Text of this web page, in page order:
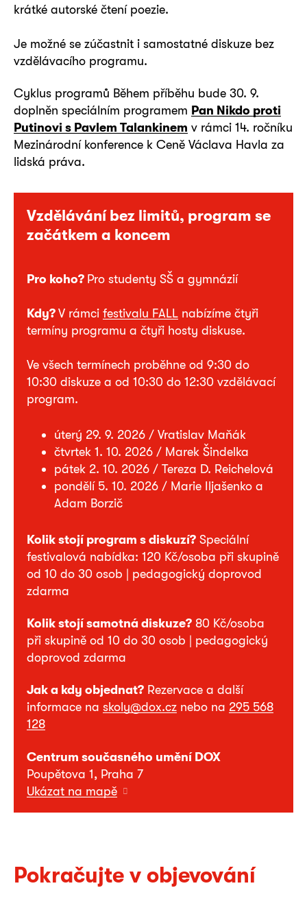
Vzdělávání bez limitů, program se
začátkem a koncem
Pro koho? Pro studenty SŠ a gymnázií
Kdy?V rámci festivalu FALL nabízíme čtyři
termíny programu a čtyři hosty diskuse.
Ve všech termínech proběhne od 9:30 do
10:30 diskuze a od 10:30 do 12:30 vzdělávací
program.
úterý 29. 9. 2026 / Vratislav Maňák
čtvrtek 1. 10. 2026 / Marek Šindelka
pátek 2. 10. 2026 / Tereza D. Reichelová
pondělí 5. 10. 2026 / Marie Iljašenko a
Adam Borzič
Kolik stojí program s diskuzí? Speciální
festivalová nabídka: 120 Kč/osoba při skupině
od 10 do 30 osob | pedagogický doprovod
zdarma
Kolik stojí samotná diskuze? 80 Kč/osoba
při skupině od 10 do 30 osob | pedagogický
doprovod zdarma
Jak a kdy objednat? Rezervace a další
informace na skoly@dox.cz nebo na 295 568
128
Centrum současného umění DOX
Poupětova 1, Praha 7
Ukázat na mapě
krátké autorské čtení poezie.
Je možné se zúčastnit i samostatné diskuze bez
vzdělávacího programu.
Cyklus programů Během příběhu bude 30. 9.
doplněn speciálním programem Pan Nikdo proti
Putinovi s Pavlem Talankinem v rámci 14. ročníku
Mezinárodní konference k Ceně Václava Havla za
lidská práva.
Pokračujte v objevování